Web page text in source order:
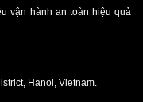
vận hành an toàn hiệu quả
Hanoi, Vietnam.